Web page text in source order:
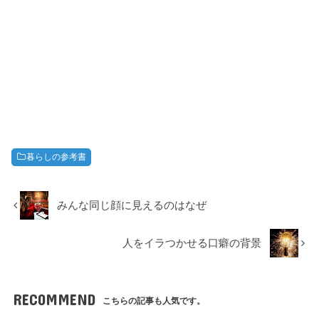
暮らしの参考書
みんな同じ顔に見えるのはなぜ
人をイラつかせる口癖の背景
RECOMMEND こちらの記事も人気です。